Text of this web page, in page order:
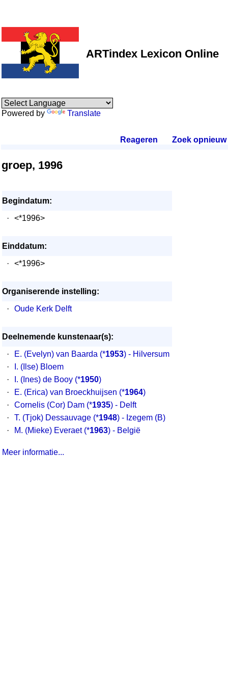
ARTindex Lexicon Online
Powered by Translate
Reageren Zoek opnieuw.
groep, 1996
Begindatum:
·
<*1996>
Einddatum:
·
<*1996>
Organiserende instelling:
·
Oude Kerk Delft
Deelnemende kunstenaar(s):
·
E. (Evelyn) van Baarda (*1953) - Hilversum
·
I. (Ilse) Bloem
·
I. (Ines) de Booy (*1950)
·
E. (Erica) van Broeckhuijsen (*1964)
·
Cornelis (Cor) Dam (*1935) - Delft
·
T. (Tjok) Dessauvage (*1948) - Izegem (B)
·
M. (Mieke) Everaet (*1963) - België
Meer informatie...